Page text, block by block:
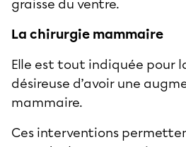
graisse du ventre.
La chirurgie mammaire
Elle est tout indiquée pour
désireuse d’avoir une
mammaire.
Ces interventions